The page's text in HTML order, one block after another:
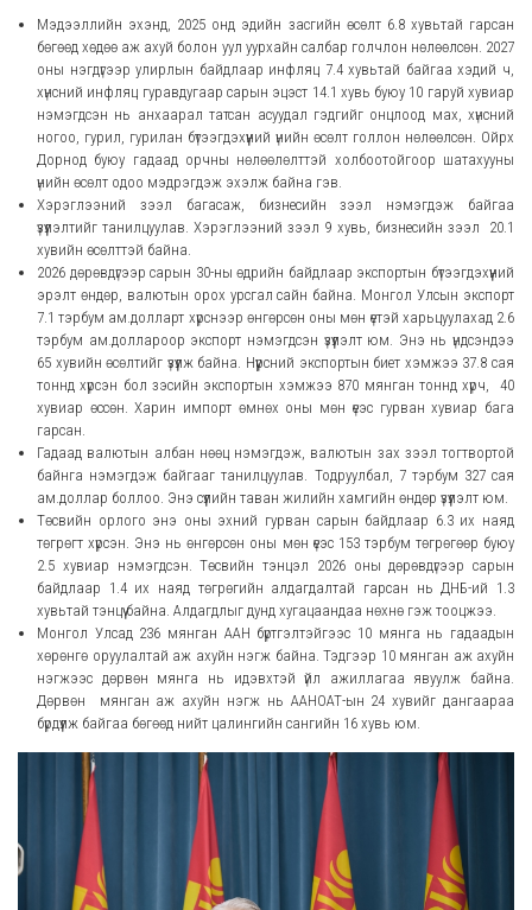
Мэдээллийн эхэнд, 2025 онд эдийн засгийн өсөлт 6.8 хувьтай гарсан
бөгөөд хөдөө аж ахуй болон уул уурхайн салбар голчлон нөлөөлсөн. 2027
оны нэгдүгээр улирлын байдлаар инфляц 7.4 хувьтай байгаа хэдий ч,
хүнсний инфляц гуравдугаар сарын эцэст 14.1 хувь буюу 10 гаруй хувиар
нэмэгдсэн нь анхаарал татсан асуудал гэдгийг онцлоод мах, хүнсний
ногоо, гурил, гурилан бүтээгдэхүүний үнийн өсөлт голлон нөлөөлсөн. Ойрх
Дорнод буюу гадаад орчны нөлөөлөлттэй холбоотойгоор шатахууны
үнийн өсөлт одоо мэдрэгдэж эхэлж байна гэв.
Хэрэглээний зээл багасаж, бизнесийн зээл нэмэгдэж байгаа
үзүүлэлтийг танилцуулав. Хэрэглээний зээл 9 хувь, бизнесийн зээл 20.1
хувийн өсөлттэй байна.
2026 дөрөвдүгээр сарын 30-ны өдрийн байдлаар экспортын бүтээгдэхүүний
эрэлт өндөр, валютын орох урсгал сайн байна. Монгол Улсын экспорт
7.1 тэрбум ам.долларт хүрснээр өнгөрсөн оны мөн үетэй харьцуулахад 2.6
тэрбум ам.доллароор экспорт нэмэгдсэн үзүүлэлт юм. Энэ нь үндсэндээ
65 хувийн өсөлтийг үзүүлж байна. Нүүрсний экспортын биет хэмжээ 37.8 сая
тоннд хүрсэн бол зэсийн экспортын хэмжээ 870 мянган тоннд хүрч, 40
хувиар өссөн. Харин импорт өмнөх оны мөн үеэс гурван хувиар бага
гарсан.
Гадаад валютын албан нөөц нэмэгдэж, валютын зах зээл тогтвортой
байнга нэмэгдэж байгааг танилцуулав. Тодруулбал, 7 тэрбум 327 сая
ам.доллар боллоо. Энэ сүүлийн таван жилийн хамгийн өндөр үзүүлэлт юм.
Төсвийн орлого энэ оны эхний гурван сарын байдлаар 6.3 их наяд
төгрөгт хүрсэн. Энэ нь өнгөрсөн оны мөн үеэс 153 тэрбум төгрөгөөр буюу
2.5 хувиар нэмэгдсэн. Төсвийн тэнцэл 2026 оны дөрөвдүгээр сарын
байдлаар 1.4 их наяд төгрөгийн алдагдалтай гарсан нь ДНБ-ий 1.3
хувьтай тэнцүү байна. Алдагдлыг дунд хугацаандаа нөхнө гэж тооцжээ.
Монгол Улсад 236 мянган ААН бүртгэлтэйгээс 10 мянга нь гадаадын
хөрөнгө оруулалтай аж ахуйн нэгж байна. Тэдгээр 10 мянган аж ахуйн
нэгжээс дөрвөн мянга нь идэвхтэй үйл ажиллагаа явуулж байна.
Дөрвөн мянган аж ахуйн нэгж нь ААНОАТ-ын 24 хувийг дангаараа
бүрдүүлж байгаа бөгөөд нийт цалингийн сангийн 16 хувь юм.